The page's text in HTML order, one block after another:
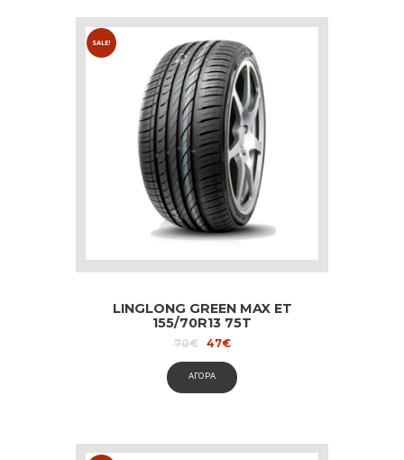
SALE!
LINGLONG GREEN MAX ET
155/70R13 75T
70€
Original
was:
70€.
47€Current
is:
47€.
ΑΓΟΡΑ